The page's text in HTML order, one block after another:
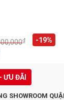
₫
-19%
ƯU ĐÃI
SHOWROOM